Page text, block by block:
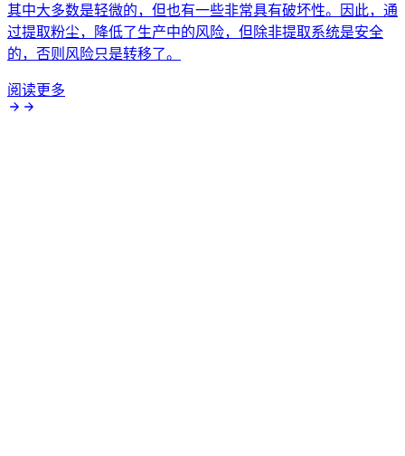
其中大多数是轻微的，但也有一些非常具有破坏性。因此，通
过提取粉尘，降低了生产中的风险，但除非提取系统是安全
的，否则风险只是转移了。
阅读更多